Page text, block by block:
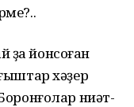
йонсоған
хәҙер
ниәт-